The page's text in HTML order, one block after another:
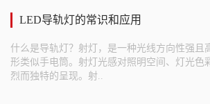
LED导轨灯的常识和应用
什么是导轨灯？射灯，是一种光线方向性强且
形类似手电筒。射灯光感对照明空间、灯光色
烈而独特的呈现。射..